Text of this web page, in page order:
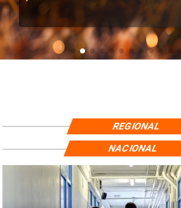
REGIONAL
NACIONAL